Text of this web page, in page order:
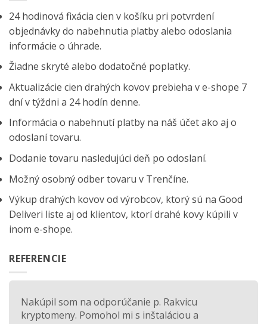
24 hodinová fixácia cien v košíku pri potvrdení
objednávky do nabehnutia platby alebo odoslania
informácie o úhrade.
Žiadne skryté alebo dodatočné poplatky.
Aktualizácie cien drahých kovov prebieha v e-shope 7
dní v týždni a 24 hodín denne.
Informácia o nabehnutí platby na náš účet ako aj o
odoslaní tovaru.
Dodanie tovaru nasledujúci deň po odoslaní.
Možný osobný odber tovaru v Trenčíne.
Výkup drahých kovov od výrobcov, ktorý sú na Good
Deliveri liste aj od klientov, ktorí drahé kovy kúpili v
inom e-shope.
REFERENCIE
Nakúpil som na odporúčanie p. Rakvicu
kryptomeny. Pomohol mi s inštaláciou a